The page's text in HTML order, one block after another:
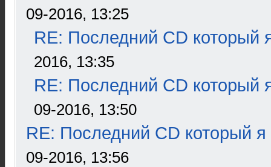
09-2016, 13:25
RE: Последний CD который
2016, 13:35
RE: Последний CD который
09-2016, 13:50
RE: Последний CD который я
09-2016, 13:56